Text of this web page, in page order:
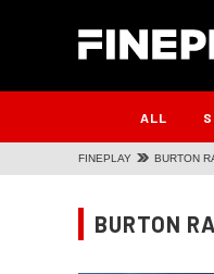
ALL
FINEPLAY BURTON
BURTON